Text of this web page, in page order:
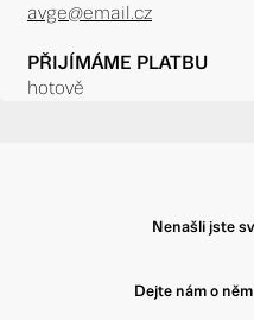
avge@email.cz
PŘIJÍMÁME PLATBU
hotově
Nenašli jste
Dejte nám o